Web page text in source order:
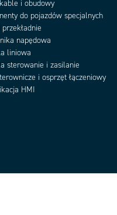
i obudowy
do pojazdów specjalnych
napędowa
liniowa
sterowanie i zasilanie
i osprzęt łączeniowy
HMI